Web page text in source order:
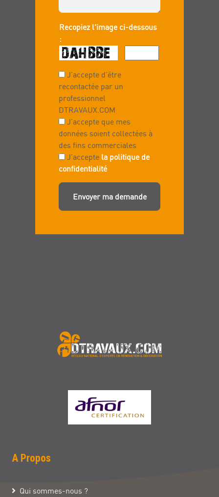
Recopiez l'image ci-dessous
:
J’accepte d’être
recontactée par un
professionnel
DTRAVAUX.COM
J’accepte que mes
données soient collectées à
des fins commerciales
J’accepte la politique de
confidentialité
Envoyer ma demande
A Propos
Qui sommes-nous ?